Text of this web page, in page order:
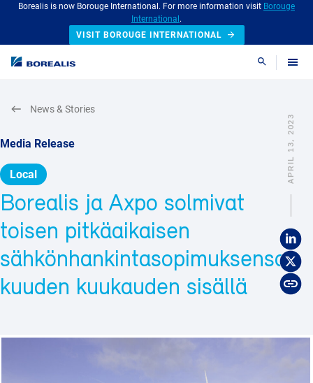
Borealis is now Borouge International. For more information visit Borouge
International .
VISIT BOROUGE INTERNATIONAL
Search
APRIL 13, 2023
Media Release
Local
Borealis ja Axpo solmivat
toisen pitkäaikaisen
sähkönhankintasopimuksensa
kuuden kuukauden sisällä
News & Stories